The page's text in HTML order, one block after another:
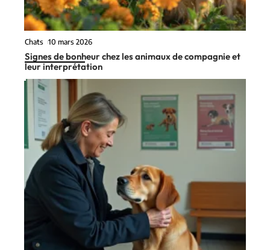
Chats 10 mars 2026
Signes de bonheur chez les animaux de compagnie et
leur interprétation